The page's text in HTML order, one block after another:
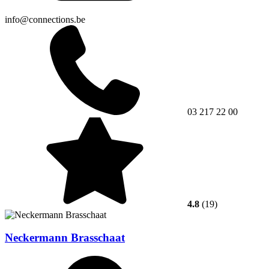
info@connections.be
03 217 22 00
4.8 (19)
Neckermann Brasschaat